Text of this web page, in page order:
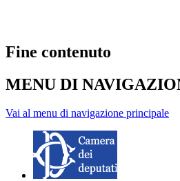
Fine contenuto
MENU DI
Vai al menu di navigazione principale